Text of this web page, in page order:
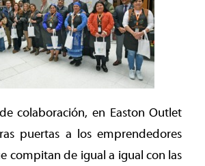
colaboración, en Easton Outlet
puertas a los emprendedores
compitan de igual a igual con las